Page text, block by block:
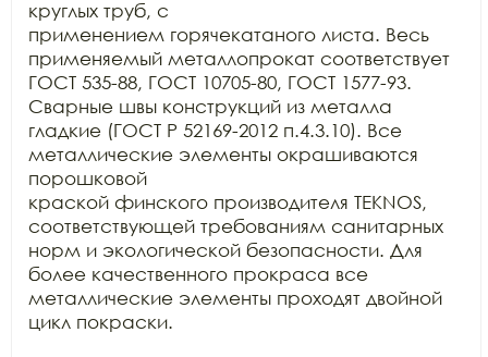
круглых труб, с
применением горячекатаного листа. Весь
применяемый металлопрокат соответствует
ГОСТ 535-88, ГОСТ 10705-80, ГОСТ 1577-93.
Сварные швы конструкций из металла
гладкие (ГОСТ Р 52169-2012 п.4.3.10). Все
металлические элементы окрашиваются
порошковой
краской финского производителя TEKNOS,
соответствующей требованиям санитарных
норм и экологической безопасности. Для
более качественного прокраса все
металлические элементы проходят двойной
цикл покраски.